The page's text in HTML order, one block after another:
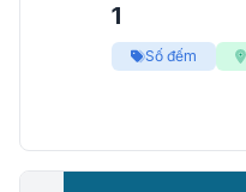
1
Số đếm